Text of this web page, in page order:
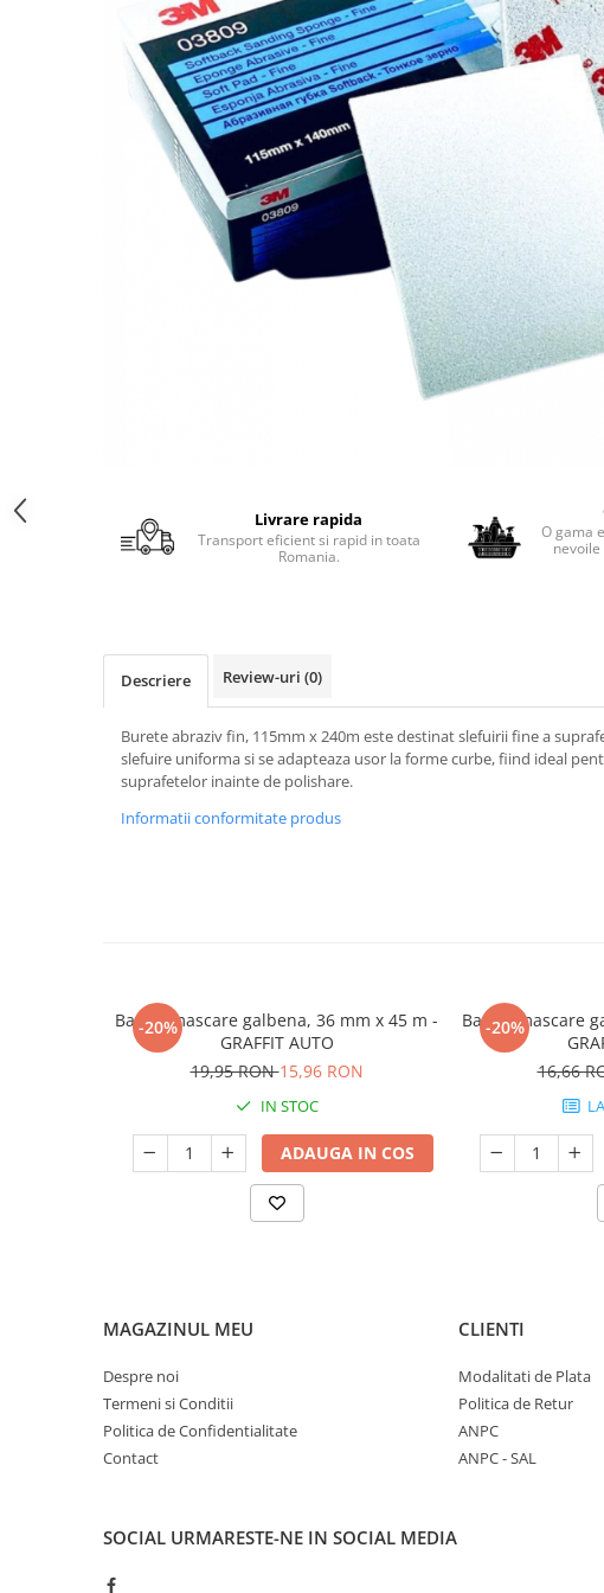
Protectie vizuala
Sisteme si pahare PPS
Pahare de amestec
Livrare rapida
Transport eficient si rapid in toata
Romania.
O gama
Descriere Review-uri (0)
Burete abraziv fin, 115mm x 240m este destinat slefuirii fine a
slefuire uniforma si se adapteaza usor la forme curbe, fiind ideal
suprafetelor inainte de polishare.
Informatii conformitate produs
-20%
Banda mascare galbena, 36 mm x 45 m -
GRAFFIT AUTO
19,95 RON15,96 RON
IN STOC
ADAUGA IN COS
-20%
Banda mascare
16,66
MAGAZINUL MEU
Despre noi
Termeni si Conditii
Politica de Confidentialitate
Contact
CLIENTI
Modalitati de Plata
Politica de Retur
ANPC
ANPC - SAL
SOCIAL URMARESTE-NE IN SOCIAL MEDIA